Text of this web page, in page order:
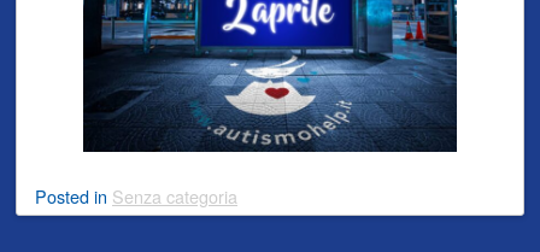
Postedin Senza categoria